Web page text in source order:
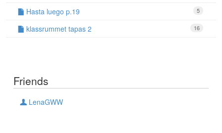
5
Hasta luego p.19
16
klassrummet tapas 2
Friends
LenaGWW